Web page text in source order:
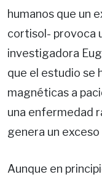
humanos que un
cortisol- provoca
investigadora
que el estudio se
magnéticas a
una enfermedad
genera un
Aunque en